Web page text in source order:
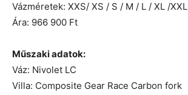
Vázméretek: XXS/ XS / S / M / L / XL /XXL
Ára: 966 900 Ft
Műszaki adatok:
Váz: Nivolet LC
Villa: Composite Gear Race Carbon fork